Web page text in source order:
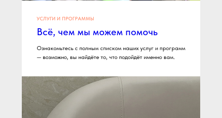
УСЛУГИ И ПРОГРАММЫ
Всё, чем мы можем помочь
Ознакомьтесь с полным списком наших услуг и программ
— возможно, вы найдёте то, что подойдёт именно вам.